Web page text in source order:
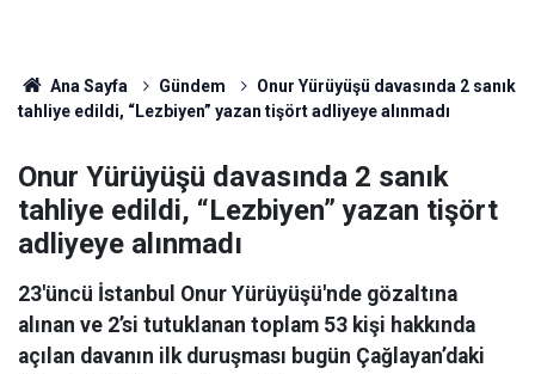
Ana Sayfa Gündem
Onur Yürüyüşü davasında 2 sanık
tahliye edildi, “Lezbiyen” yazan tişört adliyeye alınmadı
Onur Yürüyüşü davasında 2 sanık
tahliye edildi, “Lezbiyen” yazan tişört
adliyeye alınmadı
23'üncü İstanbul Onur Yürüyüşü'nde gözaltına
alınan ve 2’si tutuklanan toplam 53 kişi hakkında
açılan davanın ilk duruşması bugün Çağlayan’daki